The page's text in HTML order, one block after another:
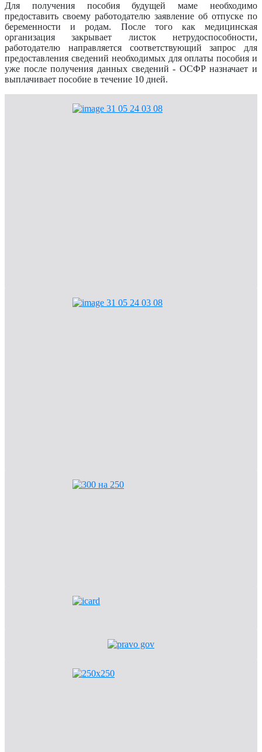
Для получения пособия будущей маме необходимо
предоставить своему работодателю заявление об отпуске по
беременности и родам. После того как медицинская
организация закрывает листок нетрудоспособности,
работодателю направляется соответствующий запрос для
предоставления сведений необходимых для оплаты пособия и
уже после получения данных сведений - ОСФР назначает и
выплачивает пособие в течение 10 дней.